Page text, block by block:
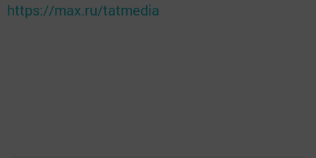
https://max.ru/tatmedia